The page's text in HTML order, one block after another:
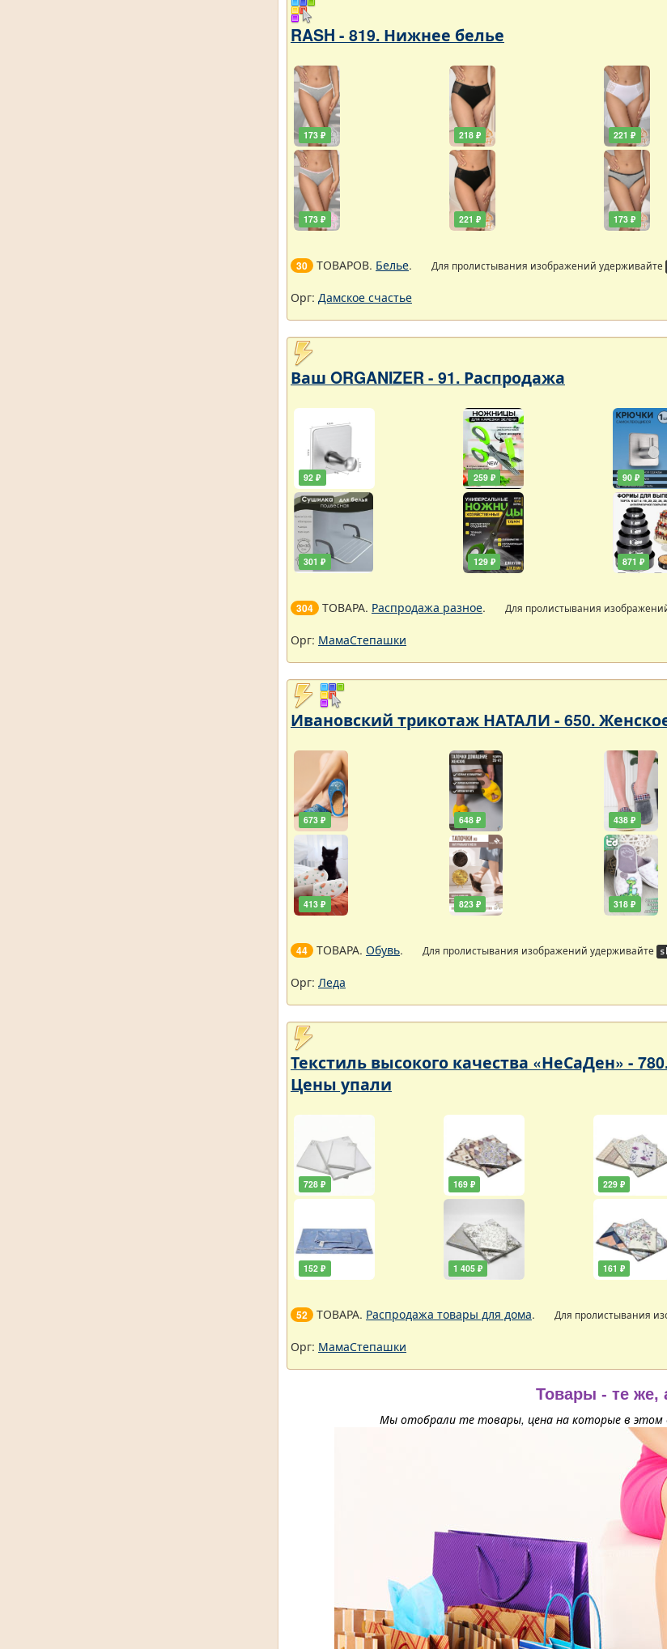
RASH - 819. Нижнее белье
173 ₽
173 ₽
218 ₽
221 ₽
221 ₽
173 ₽
30 ТОВАРОВ. Белье. Для пролистывания изображений удерживайте
Орг: Дамское счастье
Ваш ORGANIZER - 91. Распродажа
92 ₽
301 ₽
259 ₽
129 ₽
90 ₽
871 ₽
304 ТОВАРА. Распродажа разное. Для пролистывания
Орг: МамаСтепашки
Ивановский трикотаж НАТАЛИ - 650.
673 ₽
413 ₽
648 ₽
823 ₽
438 ₽
318 ₽
44 ТОВАРА. Обувь. Для пролистывания изображений удерживайте
Орг: Леда
Текстиль высокого качества «НеСаДен» -
Цены упали
728 ₽
152 ₽
169 ₽
1 405 ₽
229 ₽
161 ₽
52 ТОВАРА. Распродажа товары для дома. Для пролистывания
Орг: МамаСтепашки
Товары - те же,
Мы отобрали те товары, цена на которые в этом